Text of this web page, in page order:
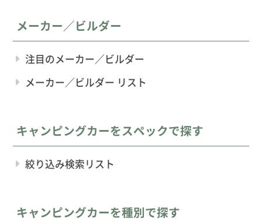
メーカー／ビルダー
注目のメーカー／ビルダー
メーカー／ビルダー リスト
キャンピングカーをスペックで探す
絞り込み検索リスト
キャンピングカーを種別で探す